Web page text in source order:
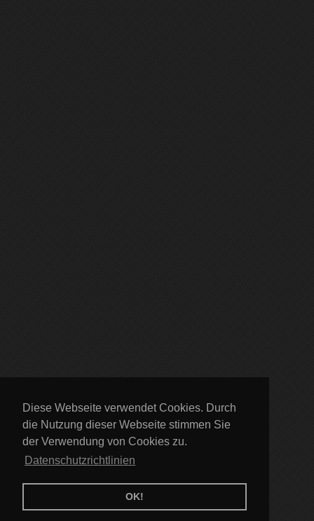
Diese Webseite verwendet Cookies. Durch
die Nutzung dieser Webseite stimmen Sie
der Verwendung von Cookies zu.
Datenschutzrichtlinien
OK!